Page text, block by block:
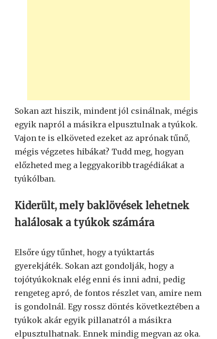
Sokan azt hiszik, mindent jól csinálnak, mégis
egyik napról a másikra elpusztulnak a tyúkok.
Vajon te is elköveted ezeket az aprónak tűnő,
mégis végzetes hibákat? Tudd meg, hogyan
előzheted meg a leggyakoribb tragédiákat a
tyúkólban.
Kiderült, mely baklövések lehetnek
halálosak a tyúkok számára
Elsőre úgy tűnhet, hogy a tyúktartás
gyerekjáték. Sokan azt gondolják, hogy a
tojótyúkoknak elég enni és inni adni, pedig
rengeteg apró, de fontos részlet van, amire nem
is gondolnál. Egy rossz döntés következtében a
tyúkok akár egyik pillanatról a másikra
elpusztulhatnak. Ennek mindig megvan az oka.